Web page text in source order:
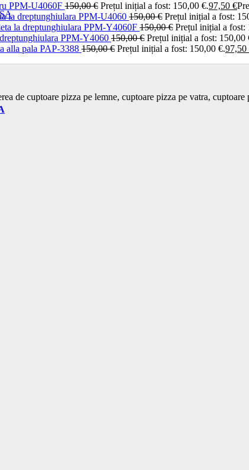
PPM-U4060F 150,00€ Prețul inițial a fost: 150,00 €.97,50 €
la dreptunghiulara PPM-U4060 150,00€ Prețul inițial a fost:
la dreptunghiulara PPM-Y4060F 150,00€ Prețul inițial a fost:
PPM-Y4060 150,00€ Prețul inițial a fost: 150,00
alla pala PAP-3388 150,00€ Prețul inițial a fost: 150,00 €.97,50
de cuptoare pizza pe lemne, cuptoare pizza pe vatra,